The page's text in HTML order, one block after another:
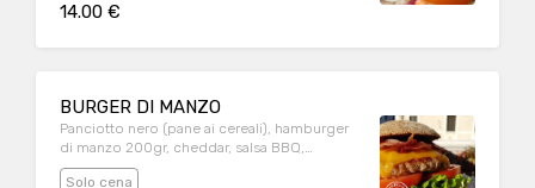
ramato. Patatine fritte.
14.00 €
BURGER DI MANZO
Panciotto nero (pane ai cereali), hamburger
di manzo 200gr, cheddar, salsa BBQ,
pancetta croccante, insalata gentile,
Solo cena